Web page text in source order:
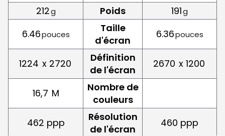
212g Poids 191g
6.46pouces
Taille
d'écran
6.36pouces
1224 x 2720
Définition
de l'écran
2670 x 1200
16,7 M
Nombre de
couleurs
462 ppp
Résolution
de l'écran
460 ppp